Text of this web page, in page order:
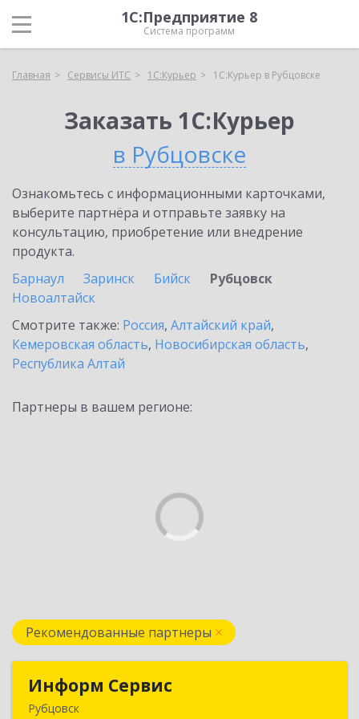
1С:Предприятие 8
Система программ
Главная Сервисы ИТС 1С:Курьер 1С:Курьер в Рубцовске
Заказать 1С:Курьер
в Рубцовске
Ознакомьтесь с информационными карточками,
выберите партнёра и отправьте заявку на
консультацию, приобретение или внедрение
продукта.
Барнаул
Заринск Бийск
Рубцовск
Новоалтайск
Смотрите также: Россия, Алтайский край,
Кемеровская область, Новосибирская область,
Республика Алтай
Партнеры в вашем регионе:
Рекомендованные партнеры
Информ Сервис
Рубцовск